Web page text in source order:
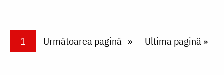
PaginareCurrent page
1 Next page
Următoarea pagină Last page
Ultima pagină »